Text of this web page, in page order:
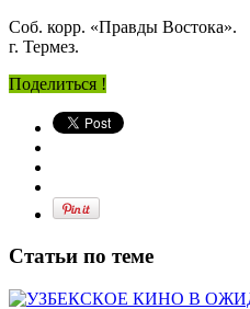
Соб. корр. «Правды Востока».
г. Термез.
Поделиться !
Статьи по теме